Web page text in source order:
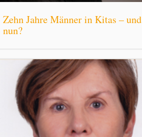
Zehn Jahre Männer in Kitas – und
nun?